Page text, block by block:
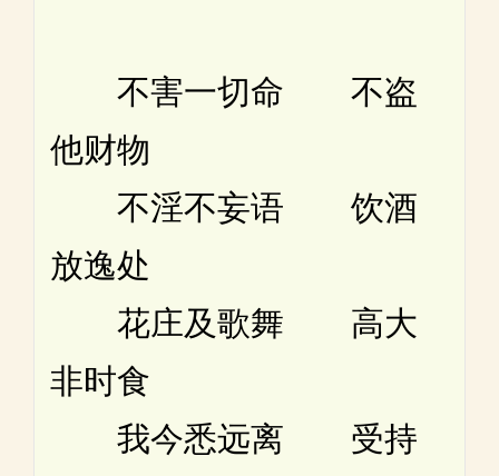
不害一切命 不盗
他财物
不淫不妄语 饮酒
放逸处
花庄及歌舞 高大
非时食
我今悉远离 受持